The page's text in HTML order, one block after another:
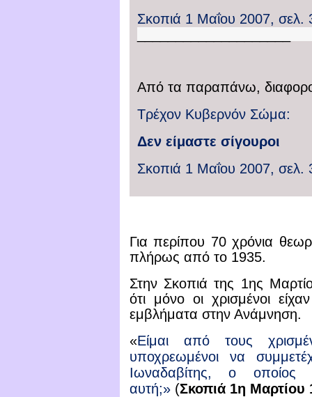
Σκοπιά 1 Μαΐου 2007, σελ.
Από τα παραπάνω,
Τρέχον Κυβερνόν Σώμα:
Δεν είμαστε σίγουροι
Σκοπιά 1 Μαΐου 2007, σελ.
Για περίπου 70 χρόνια
πλήρως από το 1935.
Στην Σκοπιά της 1ης
ότι μόνο οι χρισμένοι
εμβλήματα στην Ανάμνηση.
«Είμαι από τους
υποχρεωμένοι να
Ιωναδαβίτης, ο
αυτή;»(Σκοπιά1η Μαρτίου